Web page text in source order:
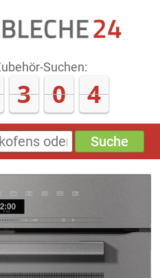
Suchen:
3 0 4
Suche